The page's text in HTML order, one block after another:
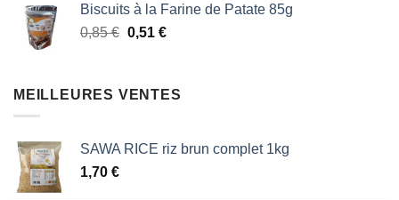
était :
0,85 €.
est :
0,51 €.
Biscuits à la Farine de Patate 85g
0,85€ Le
était :
0,51 €Le
est :
MEILLEURES VENTES
SAWA RICE riz brun complet 1kg
1,70 €